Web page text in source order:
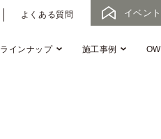
よくある質問 イベント
ラインナップ 施工事例